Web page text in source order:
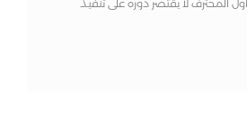
المحترف لا يقتصر دوره على تنفيذ